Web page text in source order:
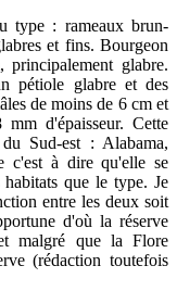
type : rameaux brun-
et fins. Bourgeon
glabre.
pétiole glabre et des
de moins de 6 cm et
d'épaisseur. Cette
Sud-est : Alabama,
c'est à dire qu'elle se
que le type. Je
entre les deux soit
d'où la réserve
malgré que la Flore
(rédaction toutefois